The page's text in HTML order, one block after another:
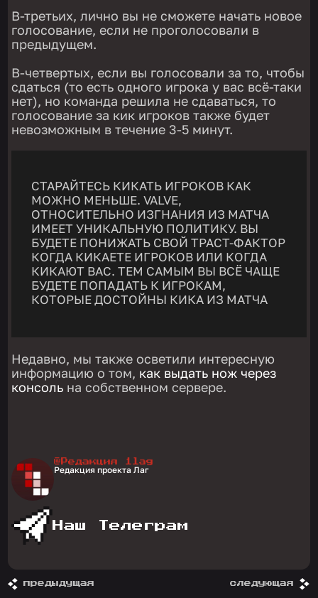
В-третьих, лично вы не сможете начать новое
голосование, если не проголосовали в
предыдущем.
В-четвертых, если вы голосовали за то, чтобы
сдаться (то есть одного игрока у вас всё-таки
нет), но команда решила не сдаваться, то
голосование за кик игроков также будет
невозможным в течение 3-5 минут.
СТАРАЙТЕСЬ КИКАТЬ ИГРОКОВ КАК
МОЖНО МЕНЬШЕ. VALVE,
ОТНОСИТЕЛЬНО ИЗГНАНИЯ ИЗ МАТЧА
ИМЕЕТ УНИКАЛЬНУЮ ПОЛИТИКУ. ВЫ
БУДЕТЕ ПОНИЖАТЬ СВОЙ ТРАСТ-ФАКТОР
КОГДА КИКАЕТЕ ИГРОКОВ ИЛИ КОГДА
КИКАЮТ ВАС. ТЕМ САМЫМ ВЫ ВСЁ ЧАЩЕ
БУДЕТЕ ПОПАДАТЬ К ИГРОКАМ,
КОТОРЫЕ ДОСТОЙНЫ КИКА ИЗ МАТЧА
Недавно, мы также осветили интересную
информацию о том, как выдать нож через
консоль на собственном сервере.
@Редакция 1lag
Редакция проекта Лаг
Наш Телеграм
предыдущая следующая